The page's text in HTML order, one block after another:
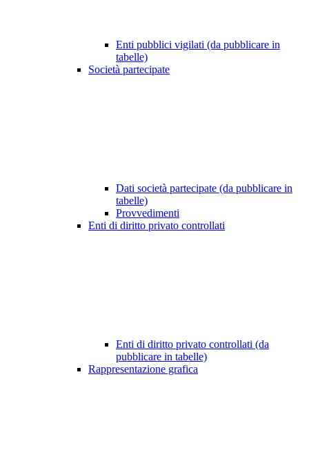
Enti pubblici vigilati (da pubblicare in
tabelle)
Società partecipate
Dati società partecipate (da pubblicare in
tabelle)
Provvedimenti
Enti di diritto privato controllati
Enti di diritto privato controllati (da
pubblicare in tabelle)
Rappresentazione grafica